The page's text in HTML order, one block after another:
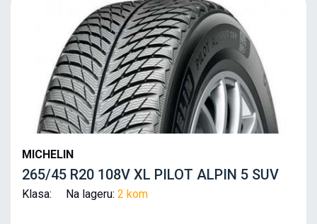
MICHELIN
265/45 R20 108V XL PILOT ALPIN 5 SUV
Klasa: Na lageru: 2 kom